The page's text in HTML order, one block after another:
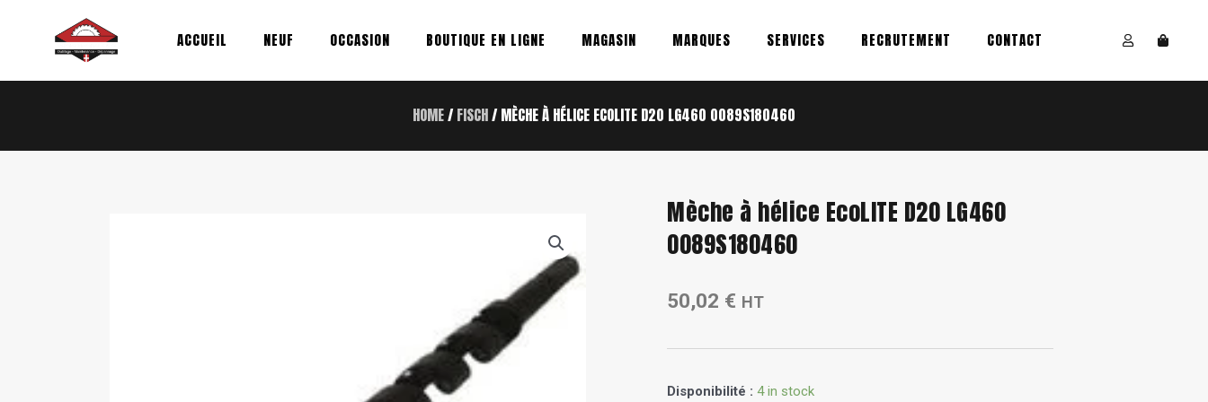
ACCUEIL NEUF OCCASION BOUTIQUE EN LIGNE MAGASIN MARQUES SERVICES RECRUTEMENT CONTACT
HOME/FISCH/ MÈCHE À HÉLICE ECOLITE D20 LG460 0089S180460
Mèche à hélice EcoLITE D20 LG460
0089S180460
50,02 € HT
Disponibilité : 4 in stock
Mèche